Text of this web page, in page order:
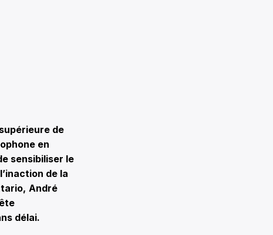
de
en
sensibiliser le
de la
André
délai.